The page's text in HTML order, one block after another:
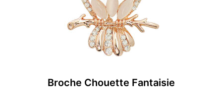
Broche Chouette Fantaisie